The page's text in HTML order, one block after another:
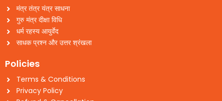
मंत्र तंत्र यंत्र साधना
गुरु मंत्र दीक्षा विधि
धर्म रहस्य आयुर्वेद
साधक प्रश्न और उत्तर श्रंखला
Policies
Terms & Conditions
Privacy Policy